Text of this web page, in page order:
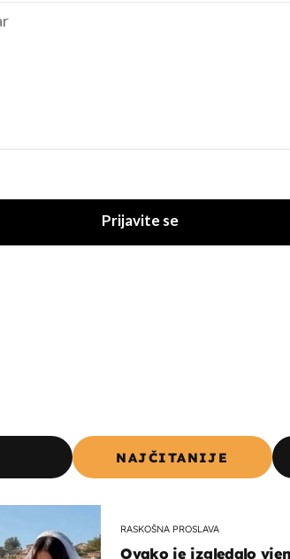
Prijavite se
NAJČITANIJE
RASKOŠNA PROSLAVA
Ovako je izgledalo